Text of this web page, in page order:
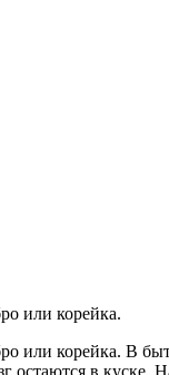
или корейка.
или корейка. В
в куске.